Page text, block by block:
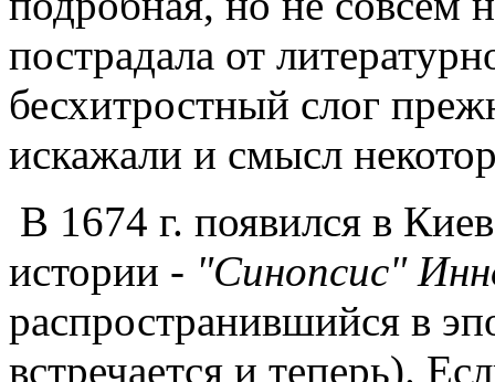
пострадала от
бесхитростный слог
искажали и смысл
В 1674 г. появился в
истории - "Синопсис"
распространившийся в
встречается и теперь).